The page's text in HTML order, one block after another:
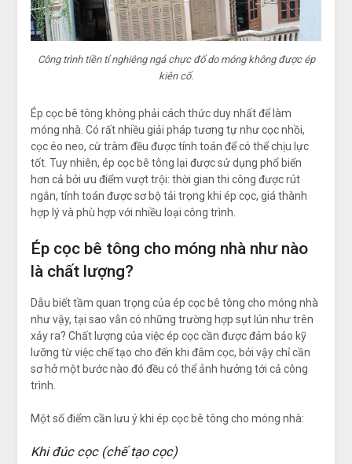
Công trình tiền tỉ nghiêng ngả chực đổ do móng không được ép
kiên cố.
Ép cọc bê tông không phải cách thức duy nhất để làm
móng nhà. Có rất nhiều giải pháp tương tự như cọc nhồi,
cọc éo neo, cừ tràm đều được tính toán để có thể chịu lực
tốt. Tuy nhiên, ép cọc bê tông lại được sử dụng phổ biến
hơn cả bởi ưu điểm vượt trội: thời gian thi công được rút
ngắn, tính toán được sơ bộ tải trọng khi ép cọc, giá thành
hợp lý và phù hợp với nhiều loại công trình.
Ép cọc bê tông cho móng nhà như nào
là chất lượng?
Dẫu biết tầm quan trọng của ép cọc bê tông cho móng nhà
như vậy, tại sao vẫn có những trường hợp sụt lún như trên
xảy ra? Chất lượng của việc ép cọc cần được đảm bảo kỹ
lưỡng từ việc chế tạo cho đến khi đâm cọc, bởi vậy chỉ cần
sơ hở một bước nào đó đều có thể ảnh hưởng tới cả công
trình.
Một số điểm cần lưu ý khi ép cọc bê tông cho móng nhà:
Khi đúc cọc (chế tạo cọc)